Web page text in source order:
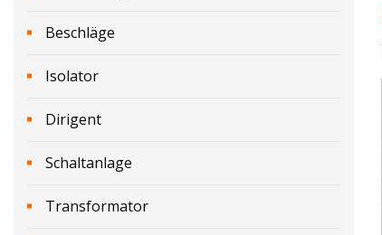
Beschläge
Isolator
Dirigent
Schaltanlage
Transformator